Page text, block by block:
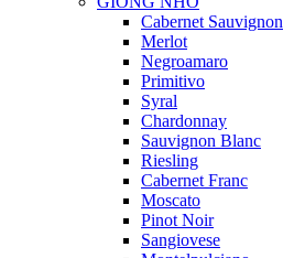
Cabernet Sauvignon
Merlot
Negroamaro
Primitivo
Syral
Chardonnay
Sauvignon Blanc
Riesling
Cabernet Franc
Moscato
Pinot Noir
Sangiovese